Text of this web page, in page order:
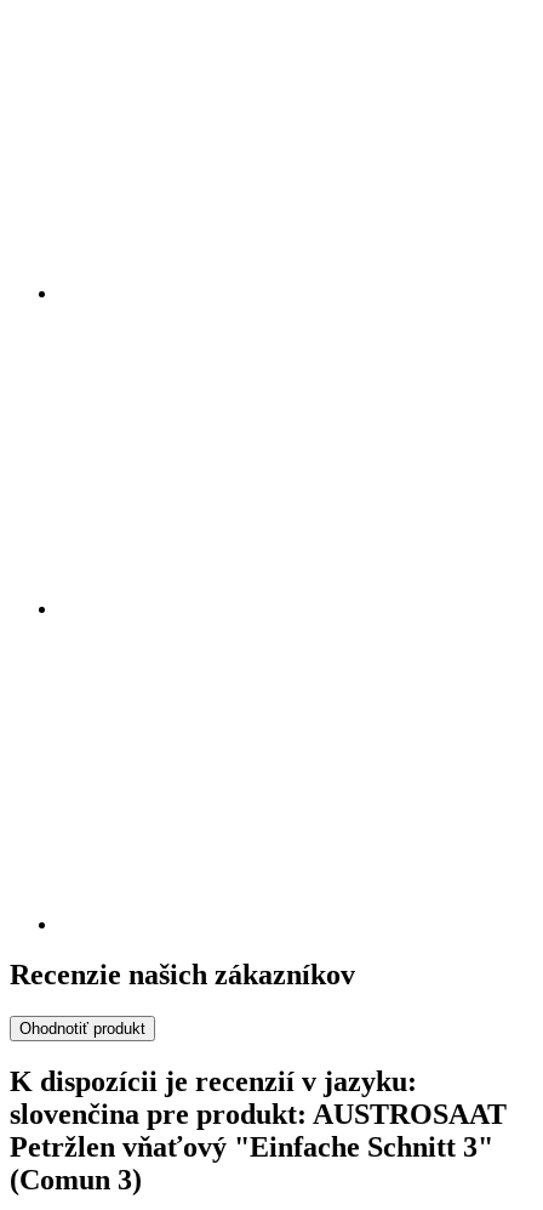
Recenzie našich zákazníkov
Ohodnotiť produkt
K dispozícii je recenzií v jazyku:
slovenčina pre produkt: AUSTROSAAT
Petržlen vňaťový "Einfache Schnitt 3"
(Comun 3)